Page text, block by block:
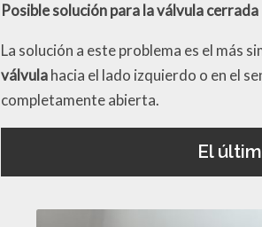
Posible solución para la válvula cerrada
La solución a este problema es el más
válvulahacia el lado izquierdo o en el
completamente abierta.
El